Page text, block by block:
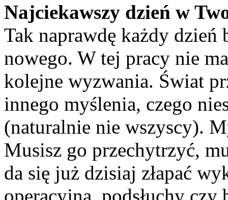
Najciekawszy dzień w
Tak naprawdę każdy dzień
nowego. W tej pracy nie
kolejne wyzwania. Świat
innego myślenia, czego
(naturalnie nie wszyscy).
Musisz go przechytrzyć,
da się już dzisiaj złapać
operacyjną, podsłuchy